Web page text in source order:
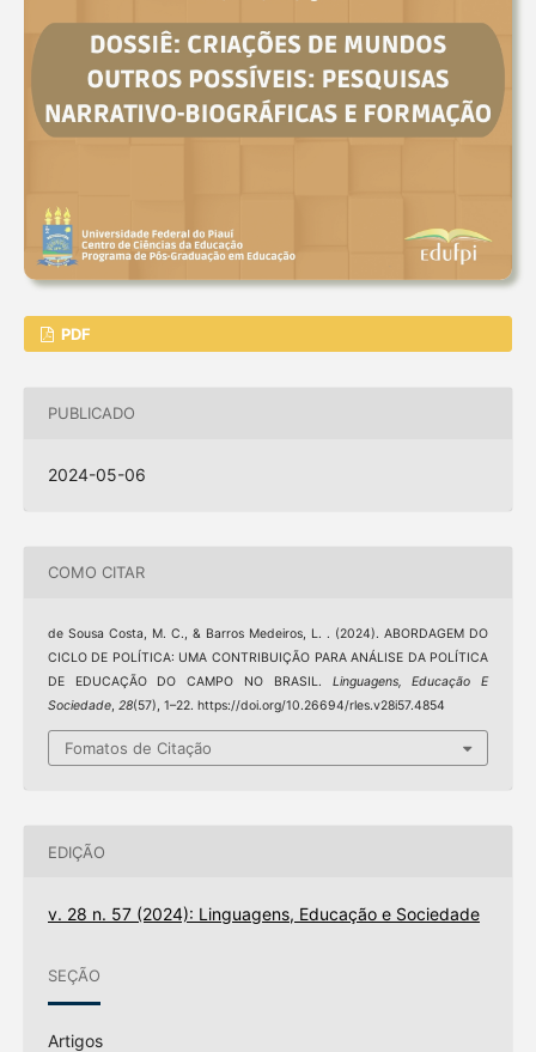
PDF
PUBLICADO
2024-05-06
COMO CITAR
de Sousa Costa, M. C., & Barros Medeiros, L. . (2024). ABORDAGEM DO
CICLO DE POLÍTICA: UMA CONTRIBUIÇÃO PARA ANÁLISE DA POLÍTICA
DE EDUCAÇÃO DO CAMPO NO BRASIL. Linguagens, Educação E
Sociedade, 28(57), 1–22. https://doi.org/10.26694/rles.v28i57.4854
Fomatos de Citação
EDIÇÃO
v. 28 n. 57 (2024): Linguagens, Educação e Sociedade
SEÇÃO
Artigos